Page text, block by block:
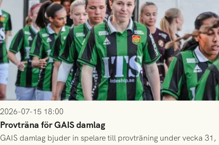
2026-07-15 18:00
Provträna för GAIS damlag
GAIS damlag bjuder in spelare till provträning under vecka 31,